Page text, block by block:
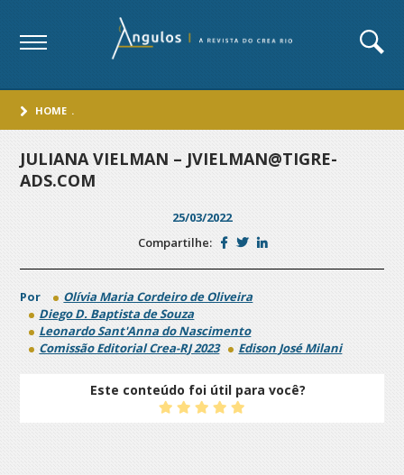
HOME .
JULIANA VIELMAN – JVIELMAN@TIGRE-
ADS.COM
25/03/2022
Compartilhe:
Por
Olívia Maria Cordeiro de Oliveira
Diego D. Baptista de Souza
Leonardo Sant'Anna do Nascimento
Comissão Editorial Crea-RJ 2023
Edison José Milani
Este conteúdo foi útil para você?